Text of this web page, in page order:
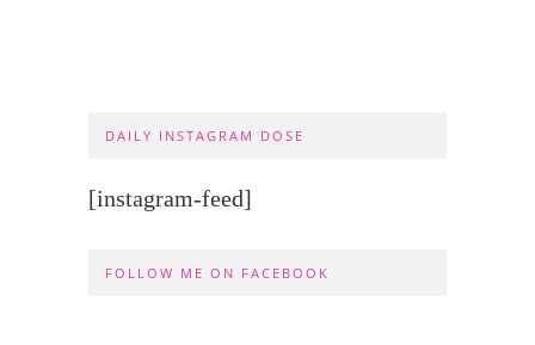
DAILY INSTAGRAM DOSE
[instagram-feed]
FOLLOW ME ON FACEBOOK